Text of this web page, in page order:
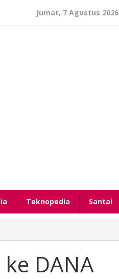
Jumat, 7 Agustus 2026
Teknopedia Santai
DANA